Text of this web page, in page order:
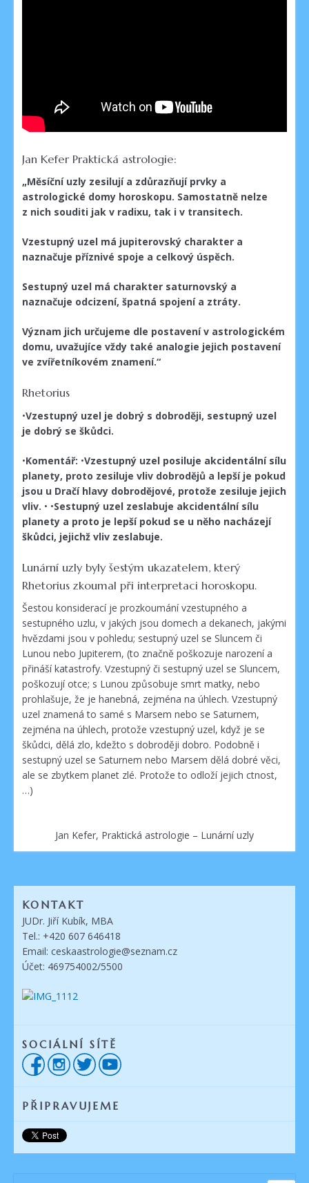
Jan Kefer Praktická astrologie:
„Měsíční uzly zesilují a zdůrazňují prvky a
astrologické domy horoskopu. Samostatně nelze
z nich souditi jak v radixu, tak i v transitech.
Vzestupný uzel má jupiterovský charakter a
naznačuje příznivé spoje a celkový úspěch.
Sestupný uzel má charakter saturnovský a
naznačuje odcizení, špatná spojení a ztráty.
Význam jich určujeme dle postavení v astrologickém
domu, uvažujíce vždy také analogie jejich postavení
ve zvířetníkovém znamení.“
Rhetorius
•Vzestupný uzel je dobrý s dobroději, sestupný uzel
je dobrý se škůdci.
•Komentář: •Vzestupný uzel posiluje akcidentální sílu
planety, proto zesiluje vliv dobrodějů a lepší je pokud
jsou u Dračí hlavy dobrodějové, protože zesiluje jejich
vliv. • •Sestupný uzel zeslabuje akcidentální sílu
planety a proto je lepší pokud se u něho nacházejí
škůdci, jejichž vliv zeslabuje.
Lunární uzly byly šestým ukazatelem, který
Rhetorius zkoumal při interpretaci horoskopu.
Šestou konsiderací je prozkoumání vzestupného a
sestupného uzlu, v jakých jsou domech a dekanech, jakými
hvězdami jsou v pohledu; sestupný uzel se Sluncem či
Lunou nebo Jupiterem, (to značně poškozuje narození a
přináší katastrofy. Vzestupný či sestupný uzel se Sluncem,
poškozují otce; s Lunou způsobuje smrt matky, nebo
prohlašuje, že je hanebná, zejména na úhlech. Vzestupný
uzel znamená to samé s Marsem nebo se Saturnem,
zejména na úhlech, protože vzestupný uzel, když je se
škůdci, dělá zlo, kdežto s dobroději dobro. Podobně i
sestupný uzel se Saturnem nebo Marsem dělá dobré věci,
ale se zbytkem planet zlé. Protože to odloží jejich ctnost,
…)
Jan Kefer, Praktická astrologie – Lunární uzly
KONTAKT
JUDr. Jiří Kubík, MBA
Tel.: +420 607 646418
Email: ceskaastrologie@seznam.cz
Účet: 469754002/5500
SOCIÁLNÍ SÍTĚ
PŘIPRAVUJEME